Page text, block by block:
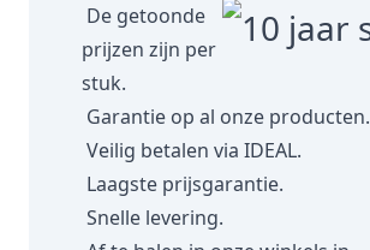
De getoonde
prijzen zijn per
stuk.
Garantie op al onze producten.
Veilig betalen via IDEAL.
Laagste prijsgarantie.
Snelle levering.